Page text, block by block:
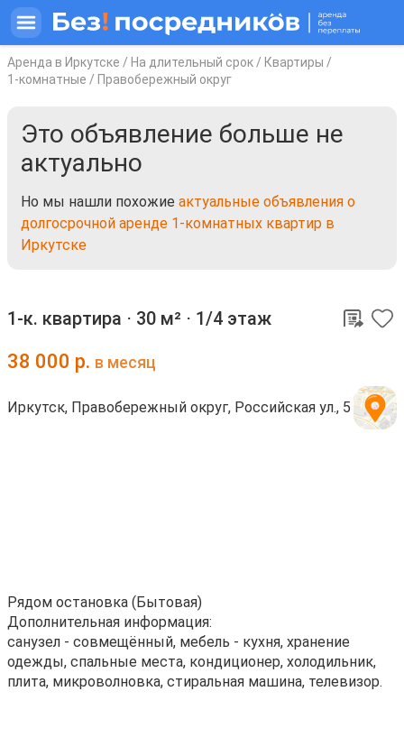
Аренда в Иркутске / На длительный срок / Квартиры /
1-комнатные / Правобережный округ
Это объявление больше не
актуально
Но мы нашли похожие актуальные объявления о
долгосрочной аренде 1-комнатных квартир в
Иркутске
1-к. квартира ⋅ 30 м² ⋅ 1/4 этаж
38 000 р. в месяц
Иркутск, Правобережный округ, Российская ул., 5
Рядом остановка (Бытовая)
Дополнительная информация:
санузел - совмещённый, мебель - кухня, хранение
одежды, спальные места, кондиционер, холодильник,
плита, микроволновка, стиральная машина, телевизор.